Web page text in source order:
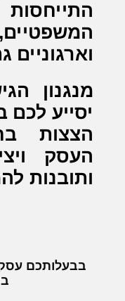
וארגוניים
מנגנון
יסייע לכם
הצצות
העסק
ותובנות
בבעלותכם